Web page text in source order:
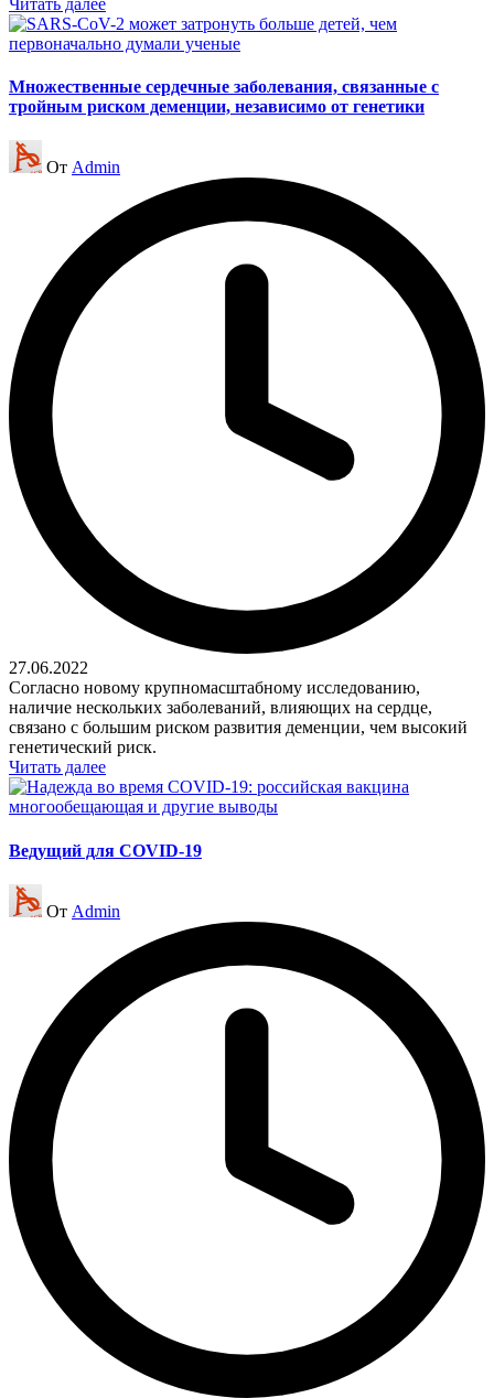
Читать далее
Множественные сердечные заболевания, связанные с
тройным риском деменции, независимо от генетики
Запись
от
От Admin
27.06.2022
Согласно новому крупномасштабному исследованию,
наличие нескольких заболеваний, влияющих на сердце,
связано с большим риском развития деменции, чем высокий
генетический риск.
Читать далее
Ведущий для COVID-19
Запись
от
От Admin